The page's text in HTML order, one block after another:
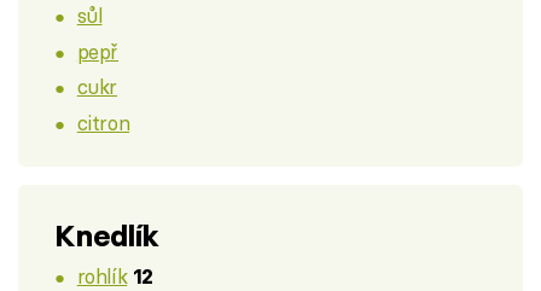
sůl
pepř
cukr
citron
Knedlík
rohlík 12